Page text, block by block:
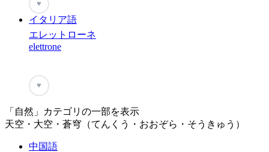
♥
イタリア語
エレットローネ
elettrone
♥
「自然」カテゴリの一部を表示
天空・大空・蒼穹（てんくう・おおぞら・そうきゅう）
中国語